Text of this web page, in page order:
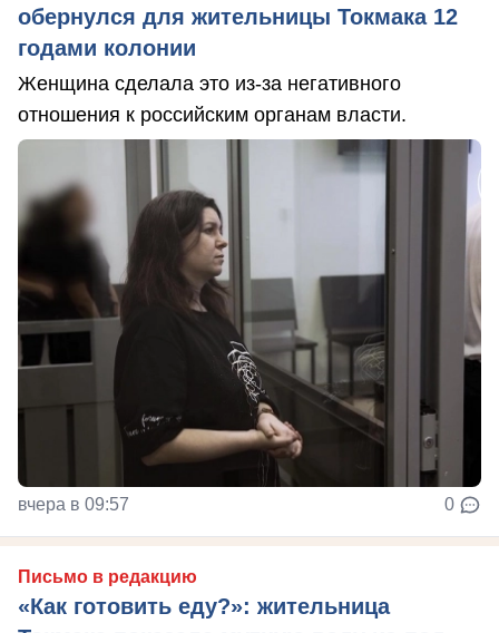
обернулся для жительницы Токмака 12
годами колонии
Женщина сделала это из-за негативного
отношения к российским органам власти.
вчера в 09:57 0
Письмо в редакцию
«Как готовить еду?»: жительница